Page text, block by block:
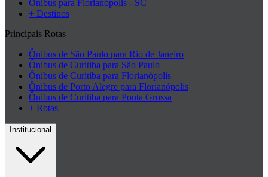
Ônibus para Florianópolis - SC
+ Destinos
Principais Rotas
Ônibus de São Paulo para Rio de Janeiro
Ônibus de Curitiba para São Paulo
Ônibus de Curitiba para Florianópolis
Ônibus de Porto Alegre para Florianópolis
Ônibus de Curitiba para Ponta Grossa
+ Rotas
Institucional